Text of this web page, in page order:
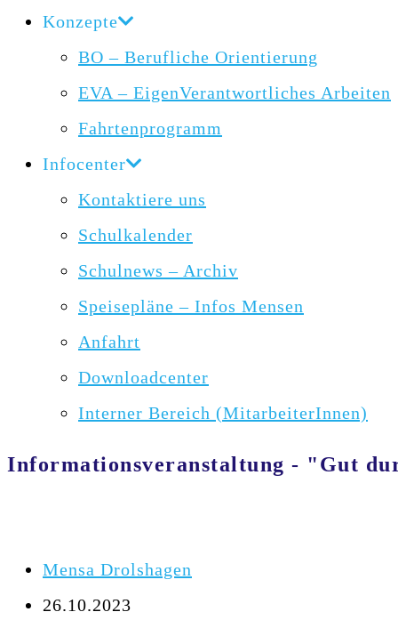
Konzepte
BO – Berufliche Orientierung
EVA – EigenVerantwortliches Arbeiten
Fahrtenprogramm
Infocenter
Kontaktiere uns
Schulkalender
Schulnews – Archiv
Speisepläne – Infos Mensen
Anfahrt
Downloadcenter
Interner Bereich (MitarbeiterInnen)
Informationsveranstaltung - "Gut
Mensa Drolshagen
26.10.2023